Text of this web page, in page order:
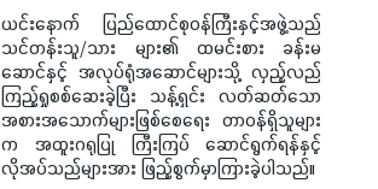
ယင်းနောက် ပြည်ထောင်စုဝန်ကြီးနှင့်အဖွဲ့သည်
သင်တန်းသူ/သား များ၏ ထမင်းစား ခန်းမ
ဆောင်နှင့် အလုပ်ရုံအဆောင်များသို့ လှည့်လည်
ကြည့်ရှုစစ်ဆေးခဲ့ပြီး သန့်ရှင်း လတ်ဆတ်သော
အစားအသောက်များဖြစ်စေရေး တာဝန်ရှိသူများ
က အထူးဂရုပြု ကြီးကြပ် ဆောင်ရွက်ရန်နှင့်
လိုအပ်သည်များအား ဖြည့်စွက်မှာကြားခဲ့ပါသည်။